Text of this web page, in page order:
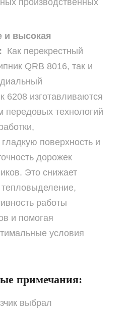
производственных
и высокая
Как перекрестный
QRB 8016, так и
6208 изготавливаются
передовых технологий
поверхность и
дорожек
Это снижает
тепловыделение,
работы
и помогая
условия
примечания:
выбрал